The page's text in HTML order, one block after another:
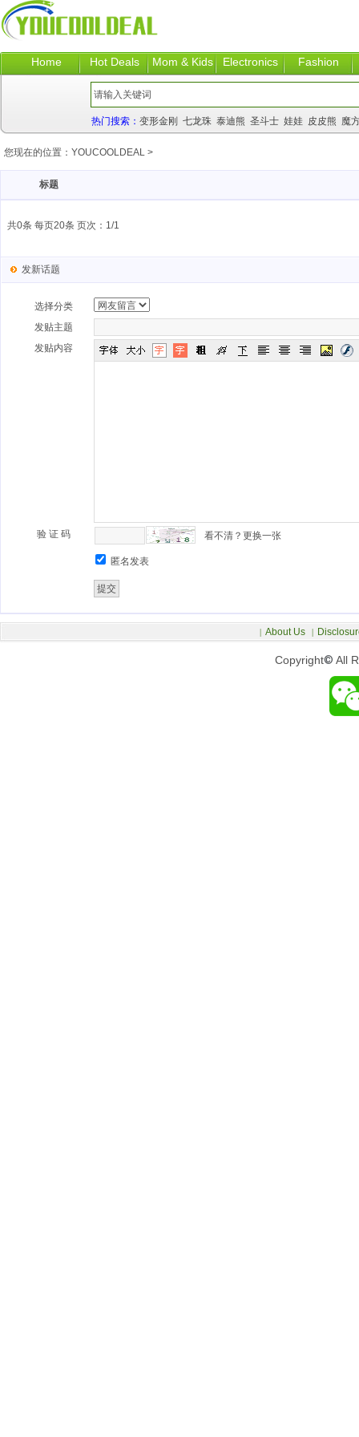
Home Hot Deals Mom & Kids Electronics Fashion
热门搜索： 变形金刚 七龙珠 泰迪熊 圣斗士 娃娃 皮皮熊 魔
您现在的位置： YOUCOOLDEAL >
标题
共0条 每页20条 页次：1/1
发新话题
选择分类
发贴主题
发贴内容
验 证 码 看不清？更换一张
匿名发表
Copyright© All
| About Us |